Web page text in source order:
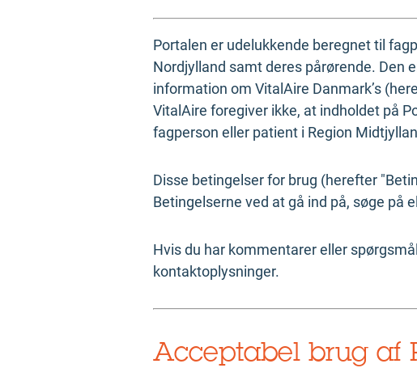
Portalen er udelukkende beregnet til
Nordjylland samt deres pårørende. Den
information om VitalAire Danmark’s
VitalAire foregiver ikke, at indholdet på
fagperson eller patient i Region
Disse betingelser for brug (herefter
Betingelserne ved at gå ind på, søge på
Hvis du har kommentarer eller
kontaktoplysninger.
Acceptabel brug af